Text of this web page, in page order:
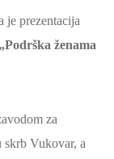
je prezentacija
„Podrška ženama
za
skrb Vukovar, a